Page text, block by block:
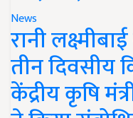
News
रानी
तीन दिवसीय
केंद्रीय कृषि